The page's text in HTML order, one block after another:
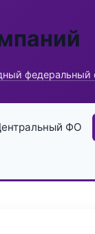
федеральный
ФО